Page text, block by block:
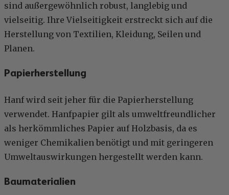
sind außergewöhnlich robust, langlebig und
vielseitig. Ihre Vielseitigkeit erstreckt sich auf die
Herstellung von Textilien, Kleidung, Seilen und
Planen.
Papierherstellung
Hanf wird seit jeher für die Papierherstellung
verwendet. Hanfpapier gilt als umweltfreundlicher
als herkömmliches Papier auf Holzbasis, da es
weniger Chemikalien benötigt und mit geringeren
Umweltauswirkungen hergestellt werden kann.
Baumaterialien